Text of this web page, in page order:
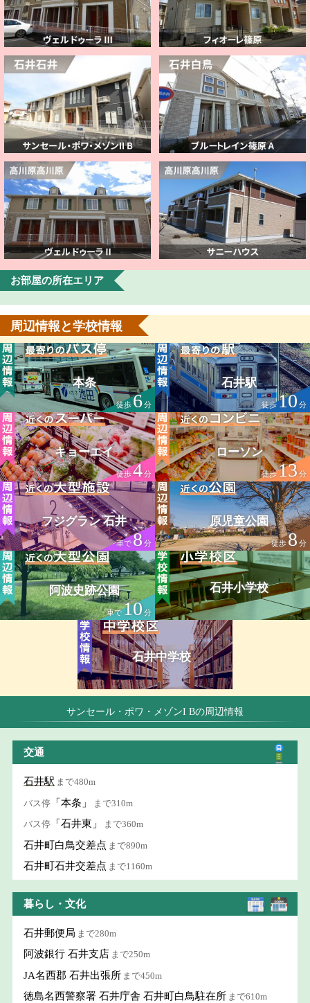
お部屋の所在エリア
周辺情報と学校情報
本条
徒歩6分
石井駅
徒歩10分
キョーエイ
徒歩4分
ローソン
徒歩13分
フジグラン 石井
車で8分
原児童公園
徒歩8 分
阿波史跡公園
車で10分
石井小学校
石井中学校
サンセール・ポワ・メゾンI Bの周辺情報
交通
石井駅 まで480m
バス停 「本条」 まで310m
バス停 「石井東」 まで360m
石井町白鳥交差点 まで890m
石井町石井交差点 まで1160m
暮らし・文化
石井郵便局 まで280m
阿波銀行 石井支店 まで250m
JA名西郡 石井出張所 まで450m
徳島名西警察署 石井庁舎 石井町白鳥駐在所 まで610m